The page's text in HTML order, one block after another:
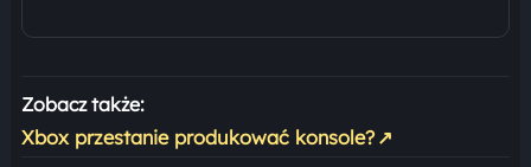
Zobacz także:
Xbox przestanie produkować konsole? ↗